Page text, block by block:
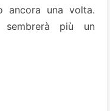
ancora una volta.
sembrerà più un